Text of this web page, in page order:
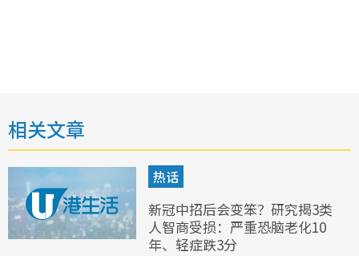
相关文章
热话
新冠中招后会变笨？研究揭3类
人智商受损：严重恐脑老化10
年、轻症跌3分